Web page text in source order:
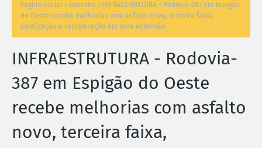
Página inicial Governo
INFRAESTRUTURA - Rodovia-387 em Espigão
do Oeste recebe melhorias com asfalto novo, terceira faixa,
sinalização e recuperação em toda extensão
INFRAESTRUTURA - Rodovia-
387 em Espigão do Oeste
recebe melhorias com asfalto
novo, terceira faixa,